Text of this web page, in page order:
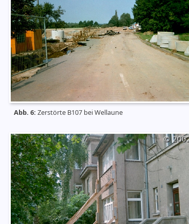
Abb. 6: Zerstörte B107 bei Wellaune